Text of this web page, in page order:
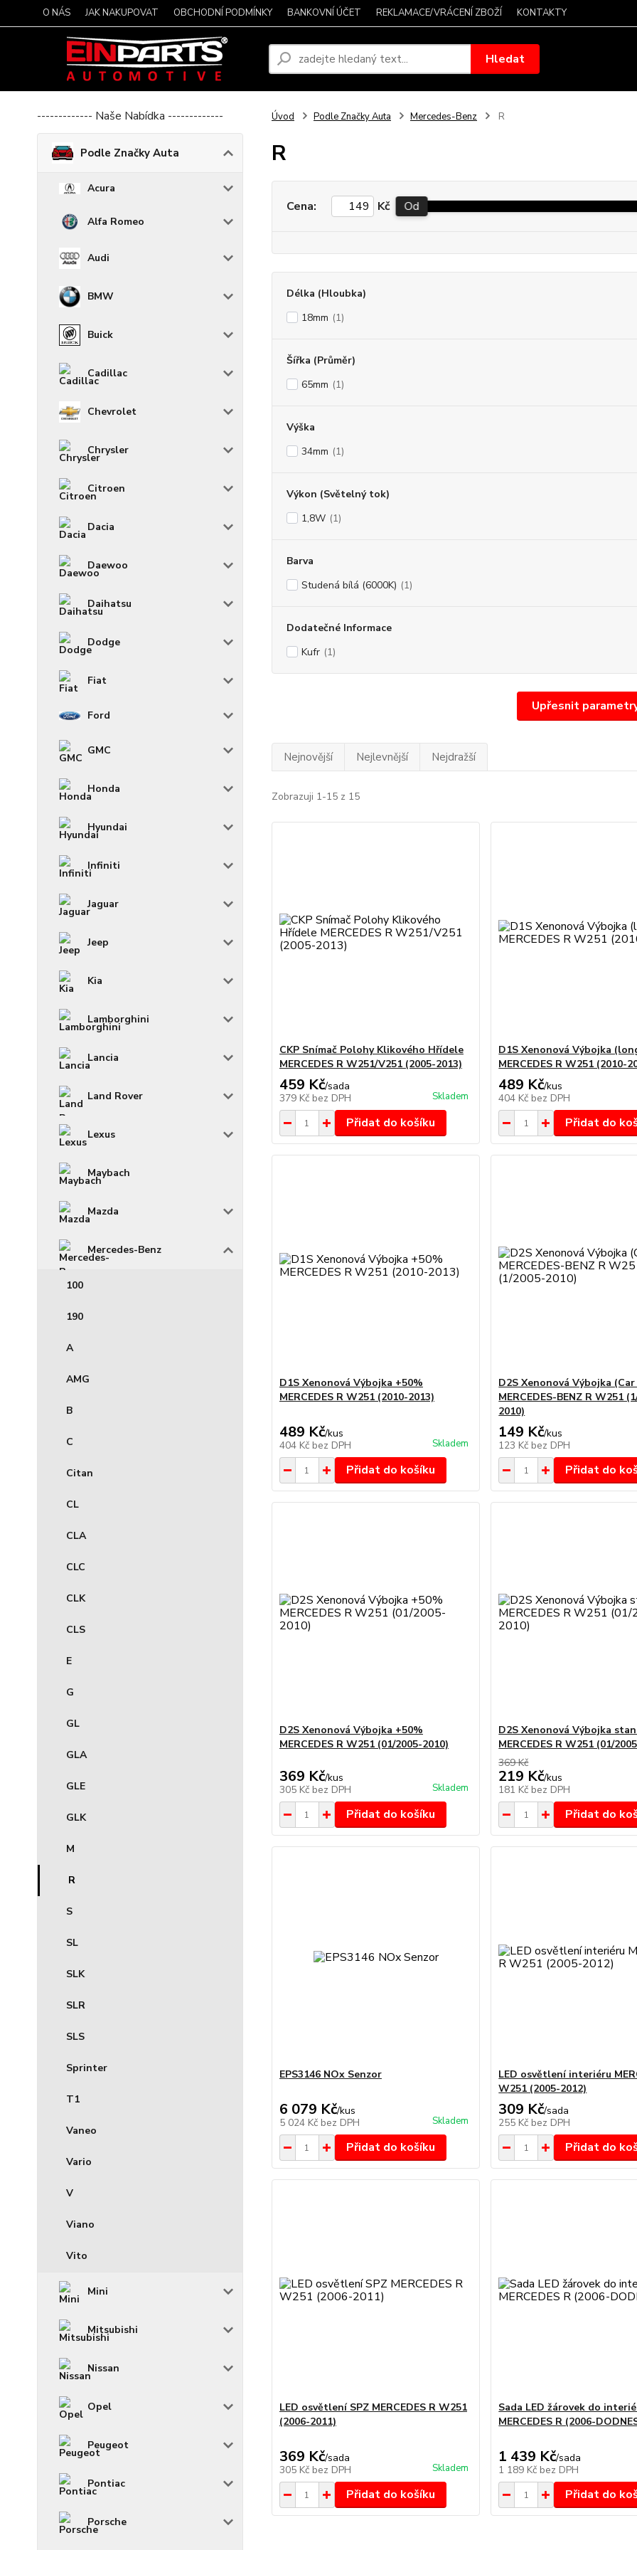
O NÁS JAK NAKUPOVAT OBCHODNÍ PODMÍNKY BANKOVNÍ ÚČET REKLAMACE/VRÁCENÍ ZBOŽÍ KONTAKTY
Hledat
------------- Naše Nabídka -------------
Podle Značky Auta
Acura
Alfa Romeo
Audi
BMW
Buick
Cadillac
Chevrolet
Chrysler
Citroen
Dacia
Daewoo
Daihatsu
Dodge
Fiat
Ford
GMC
Honda
Hyundai
Infiniti
Jaguar
Jeep
Kia
Lamborghini
Lancia
Land Rover
Lexus
Maybach
Mazda
Mercedes-Benz
100
190
A
AMG
B
C
Citan
CL
CLA
CLC
CLK
CLS
E
G
GL
GLA
GLE
GLK
M
R
S
SL
SLK
SLR
SLS
Sprinter
T1
Vaneo
Vario
V
Viano
Vito
Mini
Mitsubishi
Nissan
Opel
Peugeot
Pontiac
Porsche
Úvod Podle Značky Auta Mercedes-Benz R
R
Upřesnit
Cena: Kč Od
Délka (Hloubka)
18mm (1)
Šířka (Průměr)
65mm (1)
Výška
34mm (1)
Výkon (Světelný tok)
1,8W (1)
Barva
Studená bílá (6000K) (1)
Dodatečné Informace
Kufr (1)
Nejnovější Nejlevnější Nejdražší
Zobrazuji 1-15 z 15
CKP Snímač Polohy Klikového Hřídele
MERCEDES R W251/V251 (2005-2013)
459 Kč/sada
379 Kč bez DPH Skladem
Přidat do košíku
D1S Xenonová Výbojka
MERCEDES R W251 (2010-
489 Kč/kus
404 Kč bez DPH
Přidat do
D1S Xenonová Výbojka +50%
MERCEDES R W251 (2010-2013)
489 Kč/kus
404 Kč bez DPH Skladem
Přidat do košíku
D2S Xenonová Výbojka
MERCEDES-BENZ R W251
2010)
149 Kč/kus
123 Kč bez DPH
Přidat do
D2S Xenonová Výbojka +50%
MERCEDES R W251 (01/2005-2010)
369 Kč/kus
305 Kč bez DPH Skladem
Přidat do košíku
D2S Xenonová Výbojka
MERCEDES R W251 (01/
369 Kč
219 Kč/kus
181 Kč bez DPH
Přidat do
EPS3146 NOx Senzor
6 079 Kč/kus
5 024 Kč bez DPH Skladem
Přidat do košíku
LED osvětlení interiéru
W251 (2005-2012)
309 Kč/sada
255 Kč bez DPH
Přidat do
LED osvětlení SPZ MERCEDES R W251
(2006-2011)
369 Kč/sada
305 Kč bez DPH Skladem
Přidat do košíku
Sada LED žárovek do
MERCEDES R (2006-
1 439 Kč/sada
1 189 Kč bez DPH
Přidat do